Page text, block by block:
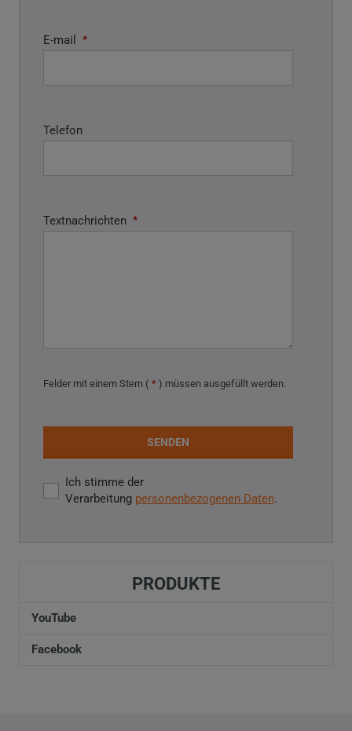
E-mail *
Telefon
Textnachrichten *
Felder mit einem Stern ( * ) müssen ausgefüllt werden.
SENDEN
Verarbeitungpersonenbezogenen
Ich stimme der
Verarbeitung personenbezogenen Daten.
nicht
werden
PRODUKTE
YouTube
Facebook